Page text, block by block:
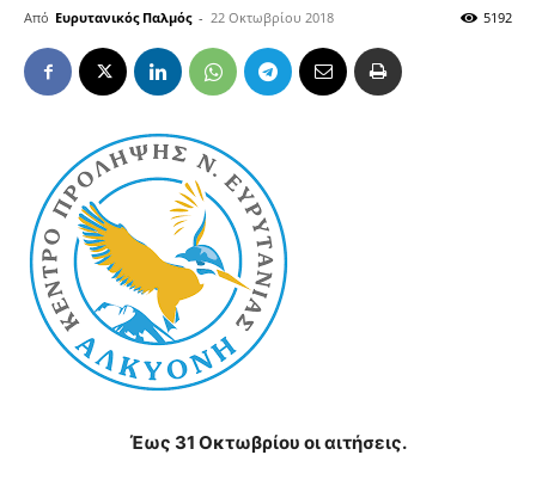
Από Ευρυτανικός Παλμός - 22 Οκτωβρίου 2018 5192
Έως 31 Οκτωβρίου οι αιτήσεις.